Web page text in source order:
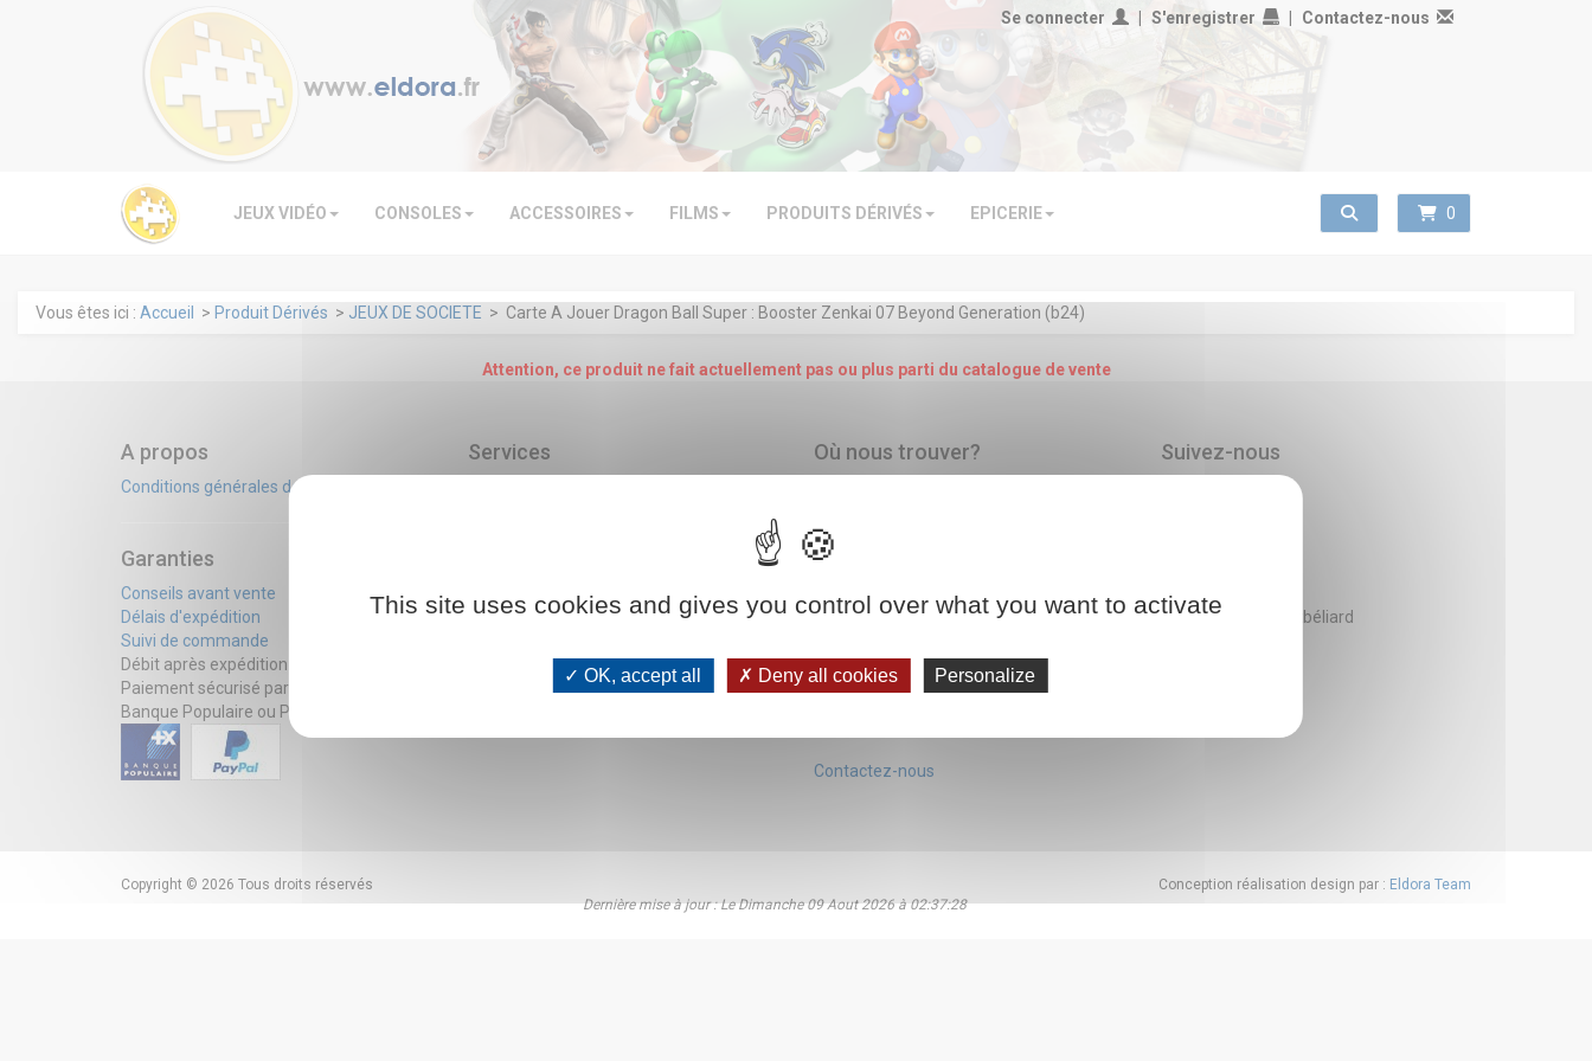
Se connecter S'enregistrer Contactez-nous
JEUX VIDÉO CONSOLES ACCESSOIRES FILMS PRODUITS DÉRIVÉS EPICERIE 0
Toggle search
Vous êtes ici : Accueil > Produit Dérivés > JEUX DE SOCIETE > Carte A Jouer Dragon Ball Super : Booster Zenkai 07 Beyond Generation (b24)
Attention, ce produit ne fait actuellement pas ou plus parti du catalogue de vente
A propos
Conditions générales de ventes
Garanties
Conseils avant vente
Délais d'expédition
Suivi de commande
Débit après expédition
Paiement sécurisé par la
Banque Populaire ou Paypal
Services
L'Eldora team
Infos sur achats d'Occaz
Où nous trouver?
Place de la commune de Paris de 1871
90000 BELFORT
Tél: 03.81.95.43.37
Contactez-nous
Suivez-nous
Belfort Montbéliard
Copyright © 2026 Tous droits réservés Conception réalisation design par : Eldora Team
Dernière mise à jour : Le Dimanche 09 Aout 2026 à 02:37:28
This site uses cookies and gives you control over what you want to activate
OK, accept all Deny all cookies Personalize